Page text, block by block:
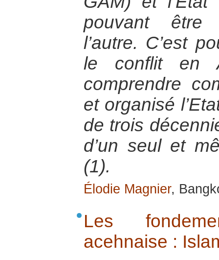
pouvant être
l’autre. C’est
le conflit en
comprendre
et organisé
de trois
d’un seul et
(1).
Élodie Magnier,
Les
acehnaise :